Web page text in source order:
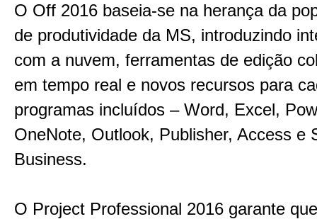
O Off 2016 baseia-se na herança da
de produtividade da MS, introduzindo
com a nuvem, ferramentas de edição
em tempo real e novos recursos para
programas incluídos – Word, Excel,
OneNote, Outlook, Publisher, Access e
Business.
O Project Professional 2016 garante